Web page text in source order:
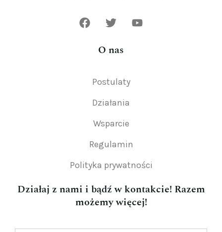
O nas
Postulaty
Działania
Wsparcie
Regulamin
Polityka prywatności
Działaj z nami i bądź w kontakcie! Razem
możemy więcej!